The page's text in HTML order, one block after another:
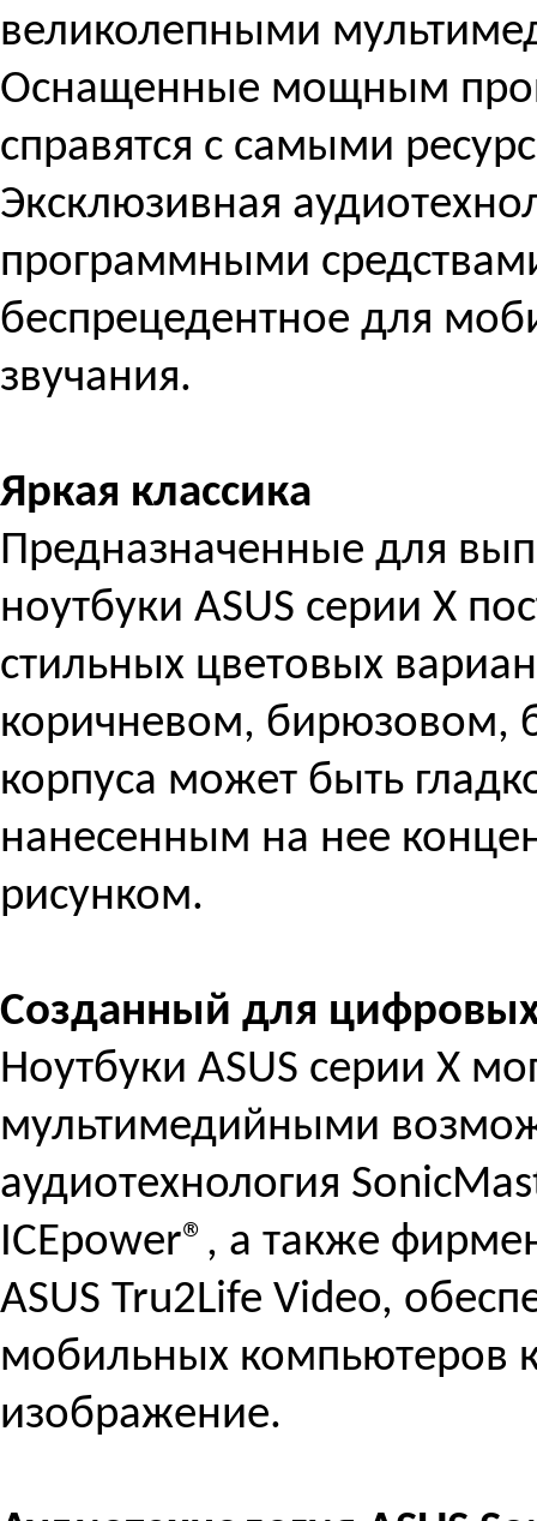
великолепными
Оснащенные мощным
справятся с самыми
Эксклюзивная
программными
беспрецедентное для
звучания.
Яркая классика
Предназначенные для
ноутбуки ASUS серии X
стильных цветовых
коричневом, бирюзовом,
корпуса может быть
нанесенным на нее
рисунком.
Созданный для
Ноутбуки ASUS серии X
мультимедийными
аудиотехнология
ICEpower®, а также
ASUS Tru2Life Video,
мобильных компьютеров
изображение.